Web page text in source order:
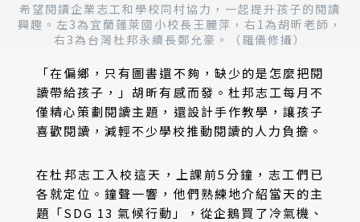
希望閱讀企業志工和學校同村協力，一起提升孩子的閱讀
興趣。左3為宜蘭蓬萊國小校長王麗萍，右1為胡昕老師，
右3為台灣杜邦永續長鄭允豪。（羅儀修攝）
「在偏鄉，只有圖書還不夠，缺少的是怎麼把閱
讀帶給孩子，」胡昕有感而發。杜邦志工每月不
僅精心策劃閱讀主題，還設計手作教學，讓孩子
喜歡閱讀，減輕不少學校推動閱讀的人力負擔。
在杜邦志工入校這天，上課前5分鐘，志工們已
各就定位。鐘聲一響，他們熟練地介紹當天的主
題「SDG 13 氣候行動」，從企鵝買了冷氣機、